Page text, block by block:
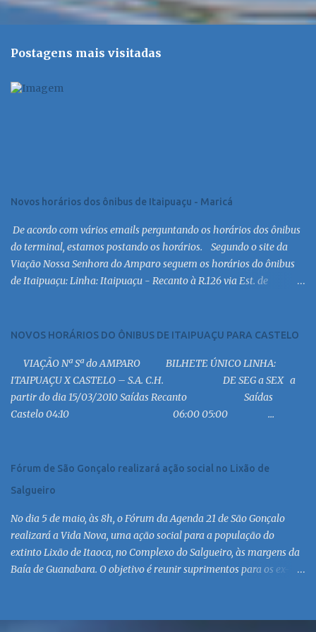
Postagens mais visitadas
Novos horários dos ônibus de Itaipuaçu - Maricá
De acordo com vários emails perguntando os horários dos ônibus
do terminal, estamos postando os horários. Segundo o site da
Viação Nossa Senhora do Amparo seguem os horários do ônibus
de Itaipuaçu: Linha: Itaipuaçu - Recanto à R.126 via Est. de
13:30 MC 14:30 MC 15:30 MC 16:30 MC 17:00 MC 17:30 MC 18:30 MC
MC 8:30 MC 10:30 MC 12:30 MC 14:30 MC 15:30 MC 16:30 MC 17:30
MC 18:30 MC 19:30 MC 20:30 MC 21:30 MC 6:30 MC 7:30 MC 8:30
MC 9:30 MC 10:30 MC 11:30 MC 12:30 MC 13:30 MC 14:30 MC 15:30
MC 16:30 MC 17:30 MC 18:30 MC 19:30 MC 20:30 MC 21:30 MC
NOVOS HORÁRIOS DO ÔNIBUS DE ITAIPUAÇU PARA CASTELO
VIAÇÃO Nª Sª do AMPARO BILHETE ÚNICO LINHA:
ITAIPUAÇU X CASTELO – S.A. C.H. DE SEG a SEX a
partir do dia 15/03/2010 Saídas Recanto Saídas
Castelo 04:10 06:00 05:00 ...
Fórum de São Gonçalo realizará ação social no Lixão de
Salgueiro
No dia 5 de maio, às 8h, o Fórum da Agenda 21 de São Gonçalo
realizará a Vida Nova, uma ação social para a população do
extinto Lixão de Itaoca, no Complexo do Salgueiro, às margens da
Baía de Guanabara. O objetivo é reunir suprimentos para os ex-
participação de ONGs locais e da população do município. Aos